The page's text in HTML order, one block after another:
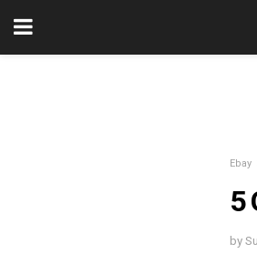
Ebay
5
by